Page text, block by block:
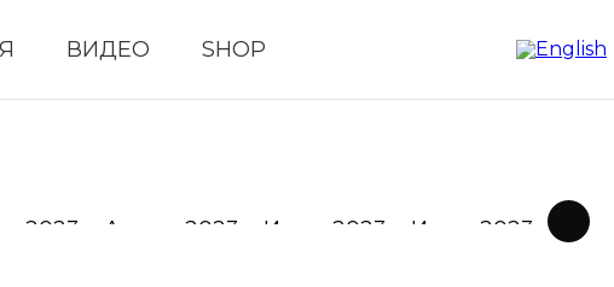
ВИДЕО SHOP
2023 Август 2023 Июль 2023 Июнь 2023